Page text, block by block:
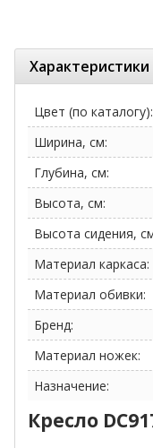
Характеристики
Цвет (по каталогу):
Ширина, см:
Глубина, см:
Высота, см:
Высота сидения,
Материал каркаса:
Материал обивки:
Бренд:
Материал ножек:
Назначение:
Кресло